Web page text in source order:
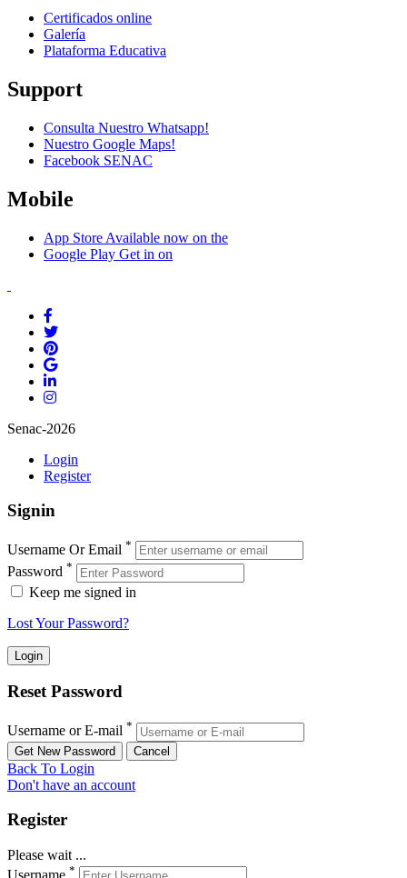
Certificados online
Galería
Plataforma Educativa
Support
Consulta Nuestro Whatsapp!
Nuestro Google Maps!
Facebook SENAC
Mobile
App Store Available now on the
Google Play Get in on
Senac-2026
Login
Register
Signin
Username Or Email *
Password *
Keep me signed in
Lost Your Password?
Reset Password
Username or E-mail *
Back To Login
Don't have an account
Register
Please wait ...
*